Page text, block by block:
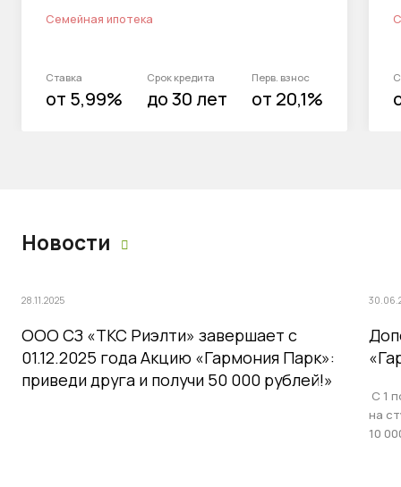
Семейная ипотека
Ставка
от 5,99%
Срок кредита
до 30 лет
Перв. взнос
от 20,1%
Новости
28.11.2025
ООО СЗ «ТКС Риэлти» завершает с
01.12.2025 года Акцию «Гармония Парк»:
приведи друга и получи 50 000 рублей!»
С 1
на
10